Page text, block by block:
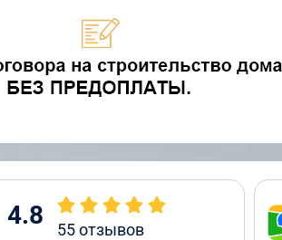
4.8 55отзывов